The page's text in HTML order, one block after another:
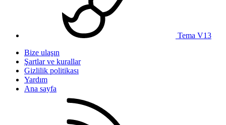
Tema V13
Bize ulaşın
Şartlar ve kurallar
Gizlilik politikası
Yardım
Ana sayfa